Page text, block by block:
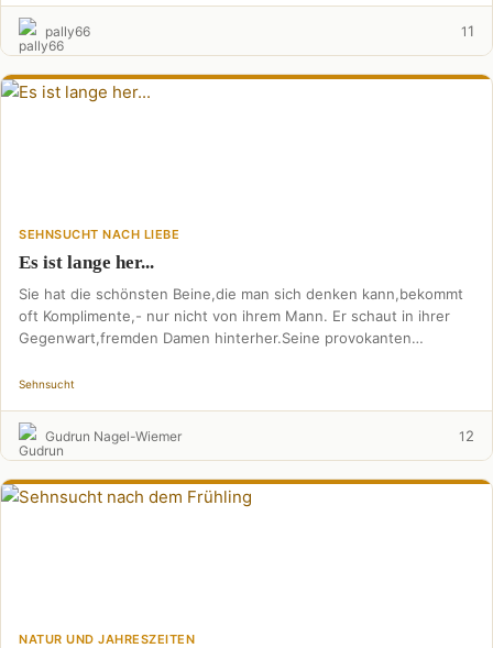
pally66 11
SEHNSUCHT NACH LIEBE
Es ist lange her...
Sie hat die schönsten Beine,die man sich denken kann,bekommt
oft Komplimente,- nur nicht von ihrem Mann. Er schaut in ihrer
Gegenwart,fremden Damen hinterher.Seine provokanten
Sehnsucht
Gudrun Nagel-Wiemer 1 2
NATUR UND JAHRESZEITEN